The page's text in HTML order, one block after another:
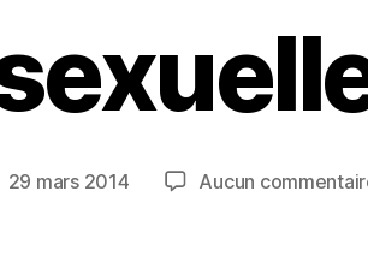
29 mars 2014 Aucun